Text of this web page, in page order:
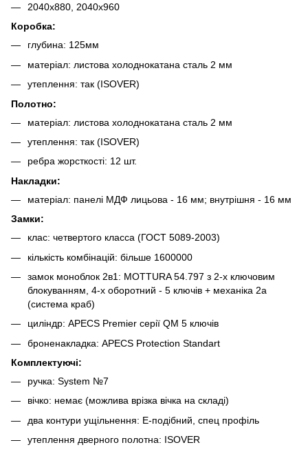
2040х880, 2040х960
Коробка:
глубина: 125мм
матеріал: листова холоднокатана сталь 2 мм
утеплення: так (ISOVER)
Полотно:
матеріал: листова холоднокатана сталь 2 мм
утеплення: так (ISOVER)
ребра жорсткості: 12 шт.
Накладки:
матеріал: панелі МДФ лицьова - 16 мм; внутрішня - 16 мм
Замки:
клас: четвертого класса (ГОСТ 5089-2003)
кількість комбінацій: більше 1600000
замок моноблок 2в1: MOTTURA 54.797 з 2-х ключовим
блокуванням, 4-х оборотний - 5 ключів + механіка 2а
(система краб)
циліндр: APECS Premier серії QM 5 ключів
броненакладка: APECS Protection Standart
Комплектуючі:
ручка: System №7
вічко: немає (можлива врізка вічка на складі)
два контури ущільнення: Е-подібний, спец профіль
утеплення дверного полотна: ISOVER